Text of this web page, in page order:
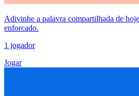
Adivinhe a palavra compartilhada de
enforcado.
1 jogador
Jogar